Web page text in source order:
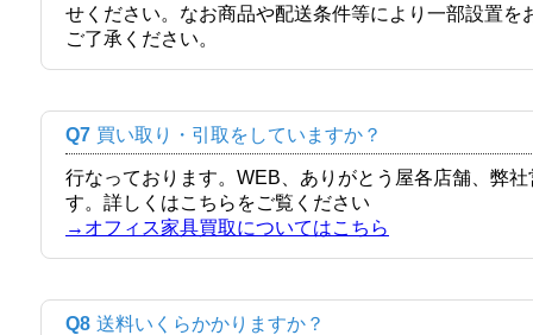
せください。なお商品や配送条件等により一部設置
ご了承ください。
Q7 買い取り・引取をしていますか？
行なっております。WEB、ありがとう屋各店舗、弊
す。詳しくはこちらをご覧ください
→オフィス家具買取についてはこちら
Q8 送料いくらかかりますか？